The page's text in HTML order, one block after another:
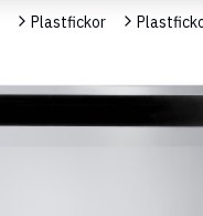
Plastfickor